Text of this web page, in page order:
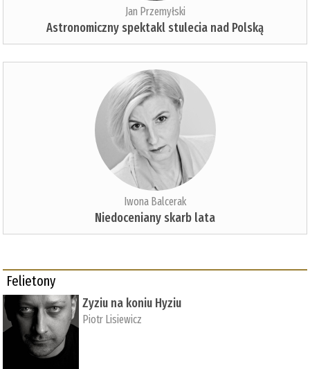
Jan Przemyłski
Astronomiczny spektakl stulecia nad Polską
Iwona Balcerak
Niedoceniany skarb lata
Felietony
Zyziu na koniu Hyziu
Piotr Lisiewicz